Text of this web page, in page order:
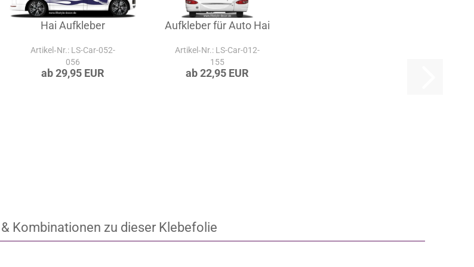
Hai Aufkleber
Artikel‑Nr.: LS-Car-052-
056
ab 29,95 EUR
Aufkleber für Auto Hai
Artikel‑Nr.: LS-Car-012-
155
ab 22,95 EUR
Kombinationen zu dieser Klebefolie